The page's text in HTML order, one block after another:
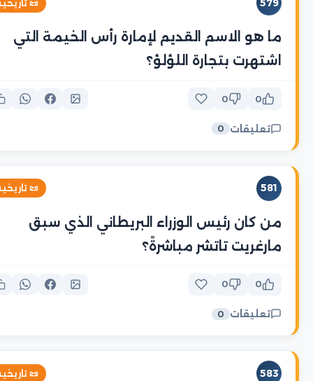
579
📜
ما هو الاسم القديم لإمارة رأس الخيمة التي
اشتهرت بتجارة اللؤلؤ؟
0
0
تعليقات 0
581
📜
من كان رئيس الوزراء البريطاني الذي سبق
مارغريت تاتشر مباشرةً؟
0
0
تعليقات 0
583
📜